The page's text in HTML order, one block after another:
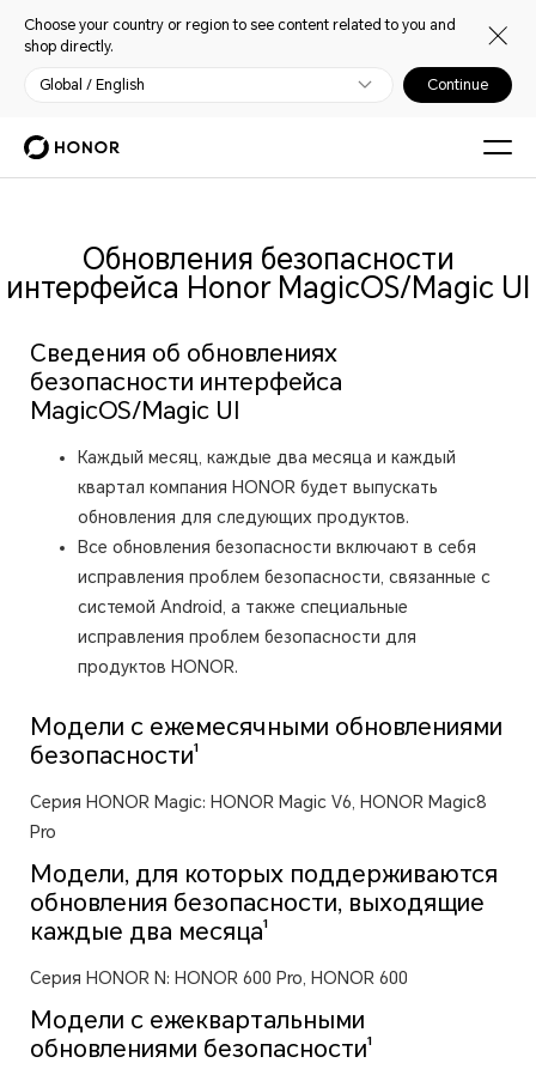
Choose your country or region to see content related to you and
shop directly.
Global / English Continue
Обновления безопасности
интерфейса Honor MagicOS/Magic UI
Сведения об обновлениях
безопасности интерфейса
MagicOS/Magic UI
Каждый месяц, каждые два месяца и каждый
квартал компания HONOR будет выпускать
обновления для следующих продуктов.
Все обновления безопасности включают в себя
исправления проблем безопасности, связанные с
системой Android, а также специальные
исправления проблем безопасности для
продуктов HONOR.
Модели с ежемесячными обновлениями
безопасности¹
Серия HONOR Magic: HONOR Magic V6, HONOR Magic8
Pro
Модели, для которых поддерживаются
обновления безопасности, выходящие
каждые два месяца¹
Серия HONOR N: HONOR 600 Pro, HONOR 600
Модели с ежеквартальными
обновлениями безопасности¹